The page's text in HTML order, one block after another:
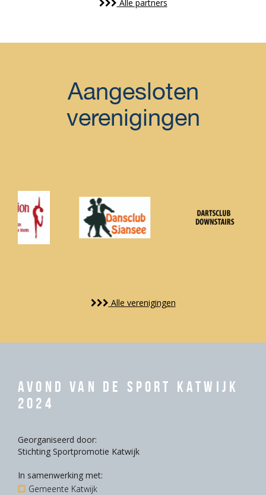
Alle partners
Aangesloten
verenigingen
Alle verenigingen
Avond van de Sport Katwijk
2024
Georganiseerd door:
Stichting Sportpromotie Katwijk
In samenwerking met:
Gemeente Katwijk